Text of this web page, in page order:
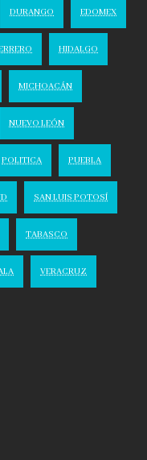
DURANGO EDOMEX
HIDALGO
MICHOACÁN
NUEVO LEÓN
POLITICA PUEBLA
SAN LUIS POTOSÍ
TABASCO
VERACRUZ